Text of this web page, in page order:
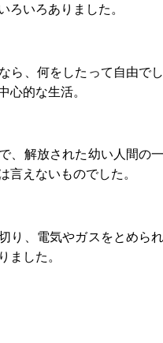
ろいろありました。
ら、何をしたって自由で
心的な生活。
、解放された幼い人間の
言えないものでした。
り、電気やガスをとめら
ました。